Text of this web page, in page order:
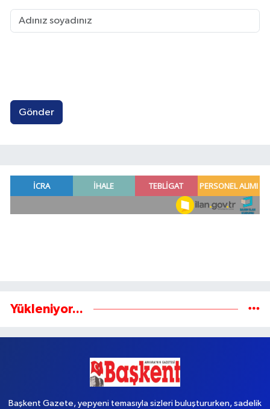
Gönder
Yükleniyor...
Başkent Gazete, yepyeni temasıyla sizleri buluştururken, sadelik